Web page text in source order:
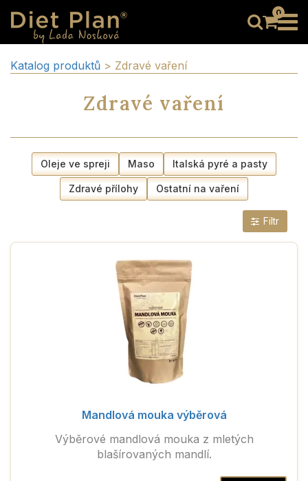
0
Katalog produktů > Zdravé vaření
Zdravé vaření
Oleje ve spreji Maso Italská pyré a pasty
Zdravé přílohy Ostatní na vaření
Filtr
Bez laktózy Low carb
Mandlová mouka výběrová
Výběrové mandlová mouka z mletých
blašírovaných mandlí.